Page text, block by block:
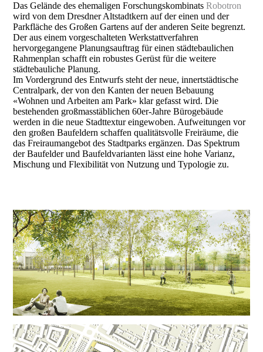
Das Gelände des ehemaligen Forschungskombinats Robotron
wird von dem Dresdner Altstadtkern auf der einen und der
Parkfläche des Großen Gartens auf der anderen Seite begrenzt.
Der aus einem vorgeschalteten Werkstattverfahren
hervorgegangene Planungsauftrag für einen städtebaulichen
Rahmenplan schafft ein robustes Gerüst für die weitere
städtebauliche Planung.
Im Vordergrund des Entwurfs steht der neue, innertstädtische
Centralpark, der von den Kanten der neuen Bebauung
«Wohnen und Arbeiten am Park» klar gefasst wird. Die
bestehenden großmasstäblichen 60er-Jahre Bürogebäude
werden in die neue Stadttextur eingewoben. Aufweitungen vor
den großen Baufeldern schaffen qualitätsvolle Freiräume, die
das Freiraumangebot des Stadtparks ergänzen. Das Spektrum
der Baufelder und Baufeldvarianten lässt eine hohe Varianz,
Mischung und Flexibilität von Nutzung und Typologie zu.